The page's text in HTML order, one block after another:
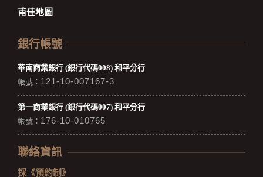
甫佳地圖
銀行帳號
華南商業銀行 (銀行代碼008) 和平分行
帳號： 121-10-007167-3
第一商業銀行 (銀行代碼007) 和平分行
帳號： 176-10-010765
聯絡資訊
採《預約制》